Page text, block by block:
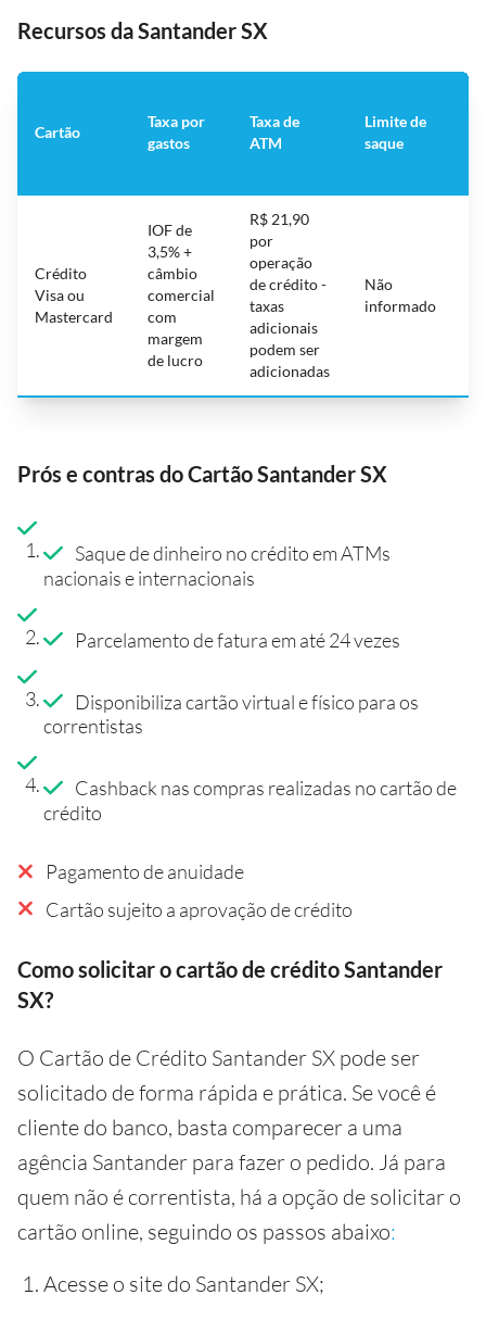
Recursos da Santander SX
Cartão
Taxa por
gastos
Taxa de
ATM
Limite de
saque
Crédito
Visa ou
Mastercard
IOF de
3,5% +
câmbio
comercial
com
margem
de lucro
R$ 21,90
por
operação
de crédito -
taxas
adicionais
podem ser
adicionadas
Não
informado
Prós e contras do Cartão Santander SX
Saque de dinheiro no crédito em ATMs
nacionais e internacionais
Parcelamento de fatura em até 24 vezes
Disponibiliza cartão virtual e físico para os
correntistas
Cashback nas compras realizadas no cartão de
crédito
Pagamento de anuidade
Cartão sujeito a aprovação de crédito
Como solicitar o cartão de crédito Santander
SX?
O Cartão de Crédito Santander SX pode ser
solicitado de forma rápida e prática. Se você é
cliente do banco, basta comparecer a uma
agência Santander para fazer o pedido. Já para
quem não é correntista, há a opção de solicitar o
cartão online, seguindo os passos abaixo:
Acesse o site do Santander SX;